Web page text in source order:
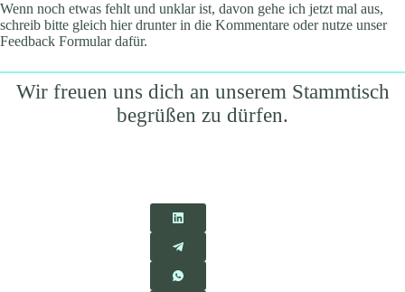
Wenn noch etwas fehlt und unklar ist, davon gehe ich jetzt mal aus,
schreib bitte gleich hier drunter in die Kommentare oder nutze unser
Feedback Formular dafür.
Wir freuen uns dich an unserem Stammtisch
begrüßen zu dürfen.